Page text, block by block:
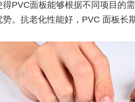
得PVC面板能够根据不同项目的
。抗老化性能好，PVC 面板长